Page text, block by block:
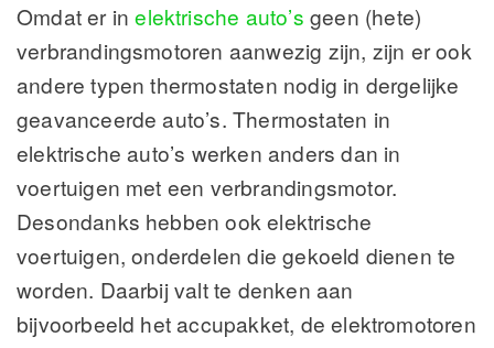
Omdat er inelektrische auto’s geen (hete)
verbrandingsmotoren aanwezig zijn, zijn er ook
andere typen thermostaten nodig in dergelijke
geavanceerde auto’s. Thermostaten in
elektrische auto’s werken anders dan in
voertuigen met een verbrandingsmotor.
Desondanks hebben ook elektrische
voertuigen, onderdelen die gekoeld dienen te
worden. Daarbij valt te denken aan
bijvoorbeeld het accupakket, de elektromotoren